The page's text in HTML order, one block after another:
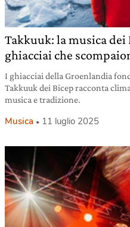
Takkuuk: la musica dei
ghiacciai che
I ghiacciai della Groenlandia
Takkuuk dei Bicep racconta
musica e tradizione.
Musica 11 luglio 2025